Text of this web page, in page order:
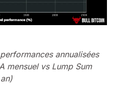
annualisées
mensuel vs Lump Sum